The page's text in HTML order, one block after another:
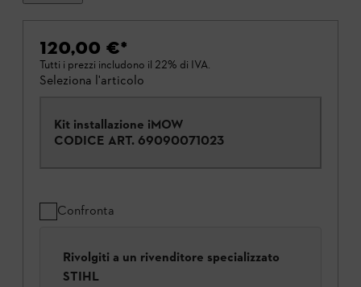
120,00 €*
Tutti i prezzi includono il 22% di IVA.
Seleziona l'articolo
Kit installazione iMOW
CODICE ART. 69090071023
Confronta
Rivolgiti a un rivenditore specializzato
STIHL